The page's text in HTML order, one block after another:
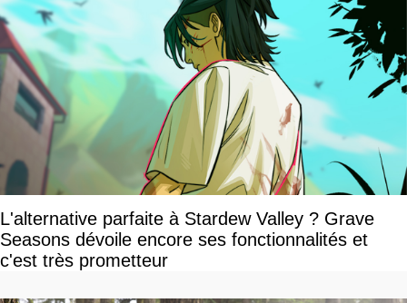
L'alternative parfaite à Stardew Valley ? Grave
Seasons dévoile encore ses fonctionnalités et
c'est très prometteur